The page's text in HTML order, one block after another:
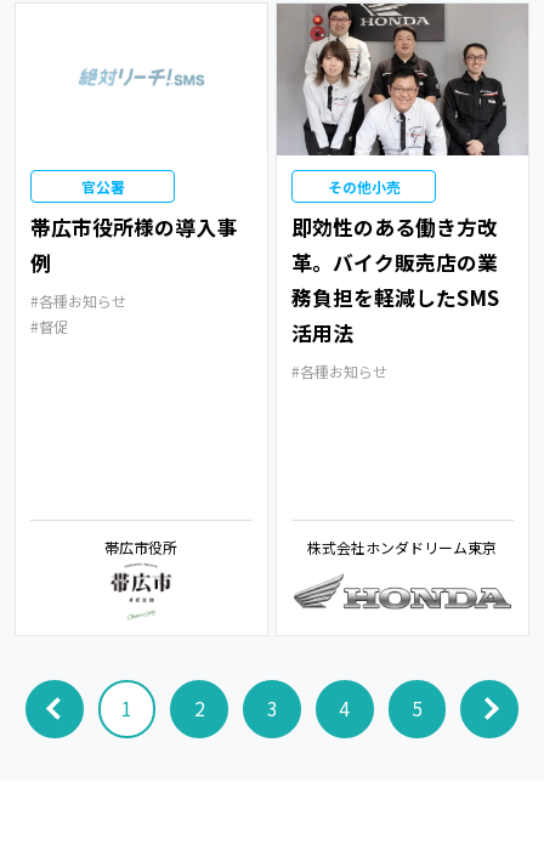
官公署
帯広市役所様の導入事
例
各種お知らせ
督促
帯広市役所
その他小売
即効性のある働き方改
革。バイク販売店の業
務負担を軽減したSMS
活用法
各種お知らせ
株式会社ホンダドリーム東京
1 2 3 4 5